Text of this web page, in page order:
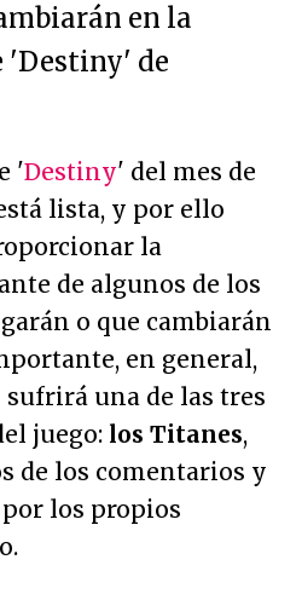
en la
'Destiny' de
'Destiny' del mes de
lista, y por ello
la
de algunos de los
o que cambiarán
en general,
sufrirá una de las tres
juego: los Titanes,
de los comentarios y
los propios